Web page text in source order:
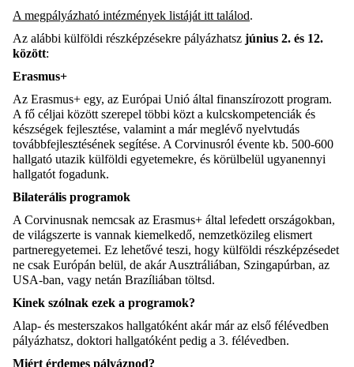
A megpályázható intézmények listáját itt találod.
Az alábbi külföldi részképzésekre pályázhatsz június 2. és 12.
között:
Erasmus+
Az Erasmus+ egy, az Európai Unió által finanszírozott program.
A fő céljai között szerepel többi közt a kulcskompetenciák és
készségek fejlesztése, valamint a már meglévő nyelvtudás
továbbfejlesztésének segítése. A Corvinusról évente kb. 500-600
hallgató utazik külföldi egyetemekre, és körülbelül ugyanennyi
hallgatót fogadunk.
Bilaterális programok
A Corvinusnak nemcsak az Erasmus+ által lefedett országokban,
de világszerte is vannak kiemelkedő, nemzetközileg elismert
partneregyetemei. Ez lehetővé teszi, hogy külföldi részképzésedet
ne csak Európán belül, de akár Ausztráliában, Szingapúrban, az
USA-ban, vagy netán Brazíliában töltsd.
Kinek szólnak ezek a programok?
Alap- és mesterszakos hallgatóként akár már az első félévedben
pályázhatsz, doktori hallgatóként pedig a 3. félévedben.
Miért érdemes pályáznod?